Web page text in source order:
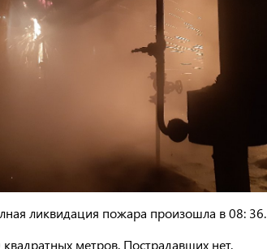
ликвидация пожара произошла в 08: 36.
метров. Пострадавших нет.